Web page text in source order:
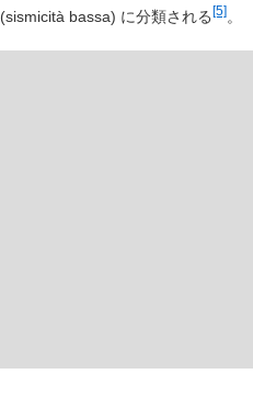
(sismicità bassa) に分類される [5] 。